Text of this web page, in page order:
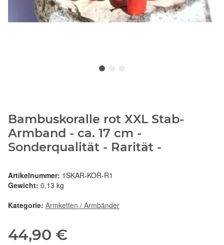
Bambuskoralle rot XXL Stab-
Armband - ca. 17 cm -
Sonderqualität - Rarität -
Artikelnummer: 1SKAR-KOR-R1
Gewicht: 0,13 kg
Kategorie: Armketten / Armbänder
44,90 €